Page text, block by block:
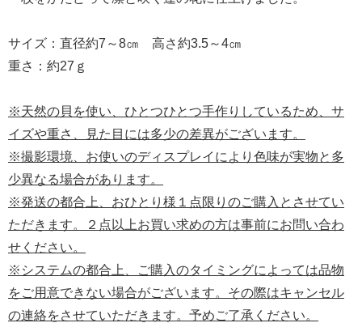
サイズ：直径約7～8㎝ 高さ約3.5～4㎝
重さ：約27ｇ
※天然の貝を使い、ひとつひとつ手作りしているため、サ
イズや重さ、見た目には多少の差異がございます。
※撮影環境、お使いのディスプレイにより色味が実物と多
少異なる場合があります。
※発送の都合上、おひとり様１点限りのご購入とさせてい
ただきます。２点以上お買い求めの方は事前にお問い合わ
せください。
※システムの都合上、ご購入のタイミングによっては品物
をご用意できない場合がございます。その際はキャンセル
の連絡をさせていただきます。予めご了承ください。